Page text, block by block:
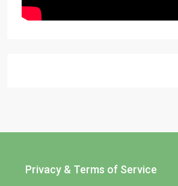
Privacy & Terms of Service